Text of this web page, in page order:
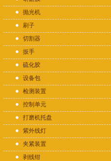
抛光机
刷子
切割器
扳手
硫化胶
设备包
检测装置
控制单元
打磨机托盘
紫外线灯
夹紧装置
剥线钳